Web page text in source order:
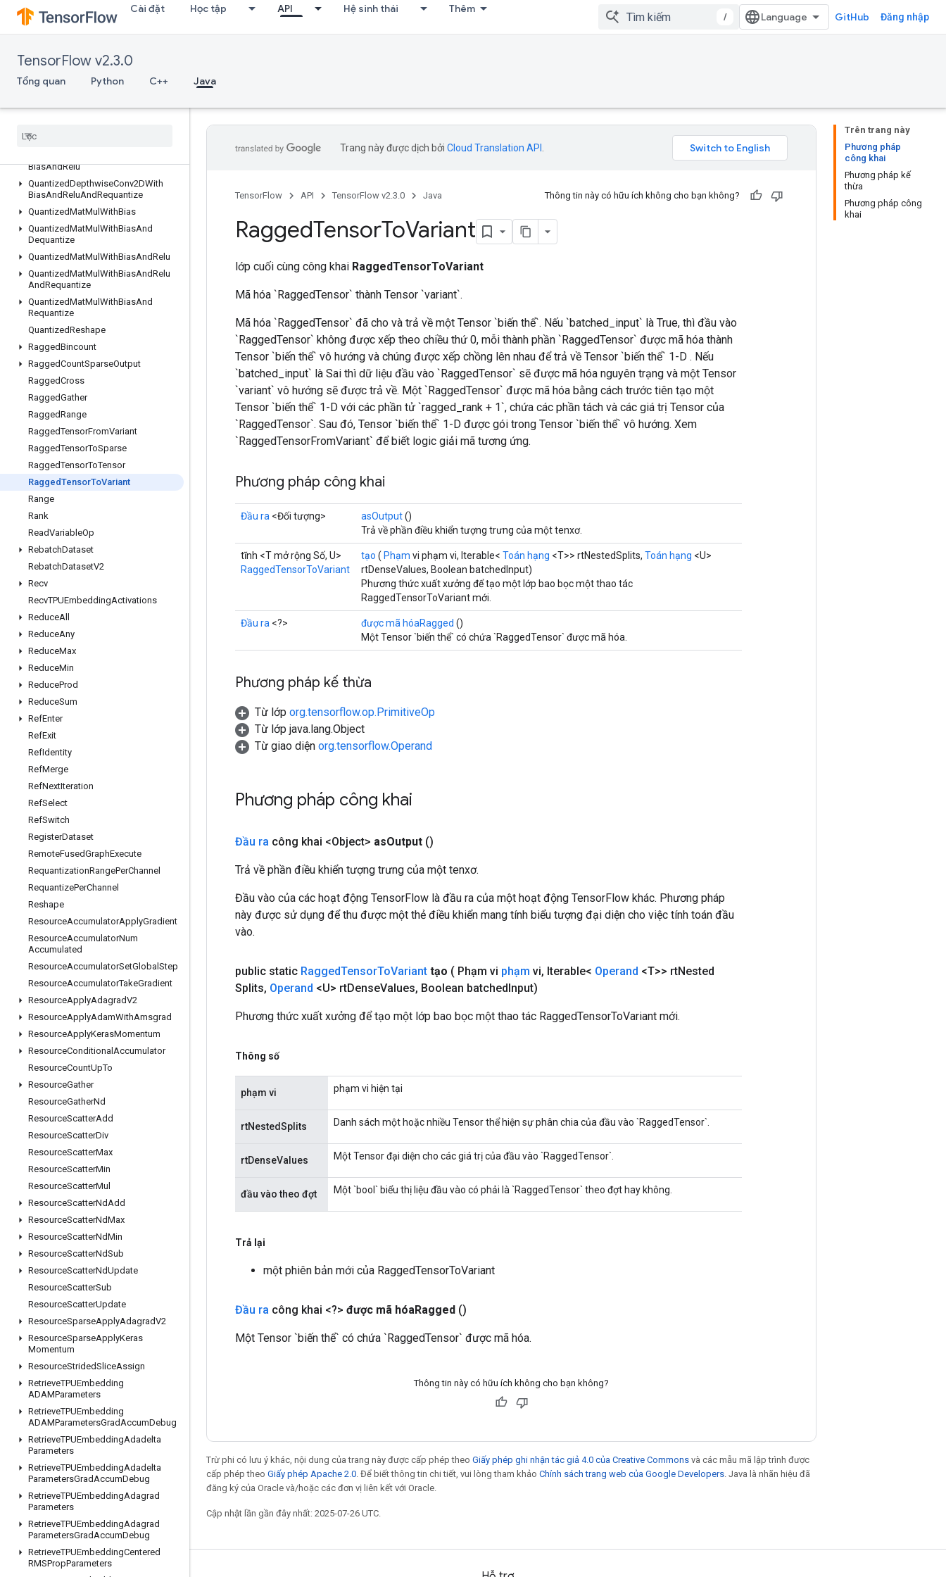
Cài đặt Học tập API Hệ sinh thái Thêm
/ GitHub Đăng nhập
TensorFlow v2.3.0
Tổng quan Python C++ Java
QuantizedConv2DWithBiasAndRelu
QuantizedConv2DWithBiasAndReluAndRequantize
QuantizedConv2DWithBiasSignedSumAndReluAndRequantize
QuantizedConv2DWithBiasSumAndRelu
QuantizedDepthwiseConv2D
Bias
BiasAndRelu
QuantizedDepthwiseConv2DWith
BiasAndReluAndRequantize
QuantizedMatMul WithBias
QuantizedMatMul WithBiasAnd
Dequantize
QuantizedMatMul WithBiasAndRelu
QuantizedMatMul WithBiasAndRelu
AndRequantize
QuantizedMatMul WithBiasAnd
Requantize
QuantizedReshape
RaggedBincount
RaggedCountSparseOutput
RaggedCross
RaggedGather
RaggedRange
RaggedTensorFromVariant
RaggedTensorToSparse
RaggedTensorToTensor
RaggedTensorToVariant
Range
Rank
ReadVariableOp
RebatchDataset
RebatchDatasetV2
Recv
RecvTPUEmbeddingActivations
ReduceAll
ReduceAny
ReduceMax
ReduceMin
ReduceProd
ReduceSum
RefEnter
RefExit
RefIdentity
RefMerge
RefNextIteration
RefSelect
RefSwitch
RegisterDataset
RemoteFusedGraphExecute
RequantizationRangePerChannel
RequantizePerChannel
Reshape
ResourceAccumulatorApplyGradient
ResourceAccumulatorNum
Accumulated
ResourceAccumulatorSetGlobal Step
ResourceAccumulatorTakeGradient
ResourceApplyAdagradV2
ResourceApplyAdamWithAmsgrad
ResourceApplyKerasMomentum
ResourceConditional Accumulator
ResourceCountUpTo
ResourceGather
ResourceGatherNd
ResourceScatterAdd
ResourceScatterDiv
ResourceScatterMax
ResourceScatterMin
ResourceScatterMul
ResourceScatterNdAdd
ResourceScatterNdMax
ResourceScatterNdMin
ResourceScatterNdSub
ResourceScatterNdUpdate
ResourceScatterSub
ResourceScatterUpdate
ResourceSparseApplyAdagradV2
ResourceSparseApplyKeras
Momentum
ResourceStridedSliceAssign
RetrieveTPUEmbedding
ADAMParameters
RetrieveTPUEmbedding
ADAMParametersGradAccumDebug
RetrieveTPUEmbeddingAdadelta
Parameters
RetrieveTPUEmbeddingAdadelta
ParametersGradAccumDebug
RetrieveTPUEmbeddingAdagrad
Parameters
RetrieveTPUEmbeddingAdagrad
ParametersGradAccumDebug
RetrieveTPUEmbeddingCentered
RMSPropParameters
Trên trang này
Phương pháp
công khai
Phương pháp kế
thừa
Phương pháp công
khai
Trang này được dịch bởi Cloud Translation API
TensorFlow API TensorFlow v2.3.0 Java Thông tin này có hữu ích không cho bạn không?
RaggedTensorToVariant
lớp cuối cùng công khai RaggedTensorToVariant
Mã hóa `RaggedTensor` thành Tensor `variant`.
Mã hóa `RaggedTensor` đã cho và trả về một Tensor `biến thể`. Nếu `batched_input` là True, thì đầu vào
`RaggedTensor` không được xếp theo chiều thứ 0, mỗi thành phần `RaggedTensor` được mã hóa thành
Tensor `biến thể` vô hướng và chúng được xếp chồng lên nhau để trả về Tensor `biến thể` 1-D . Nếu
`batched_input` là Sai thì dữ liệu đầu vào `RaggedTensor` sẽ được mã hóa nguyên trạng và một Tensor
`variant` vô hướng sẽ được trả về. Một `RaggedTensor` được mã hóa bằng cách trước tiên tạo một
Tensor `biến thể` 1-D với các phần tử `ragged_rank + 1`, chứa các phần tách và các giá trị Tensor của
`RaggedTensor`. Sau đó, Tensor `biến thể` 1-D được gói trong Tensor `biến thể` vô hướng. Xem
`RaggedTensorFromVariant` để biết logic giải mã tương ứng.
Phương pháp công khai
Đầu ra <Đối tượng> asOutput()
Trả về phần điều khiển tượng trưng của một tenxơ.
tĩnh <T mở rộng Số, U>
RaggedTensorToVariant
tạo ( Phạm vi phạm vi, Iterable< Toán hạng <T>> rtNestedSplits, Toán hạng <U>
rtDenseValues, Boolean batchedInput)
Phương thức xuất xưởng để tạo một lớp bao bọc một thao tác
RaggedTensorToVariant mới.
Đầu ra <?> được mã hóaRagged ()
Một Tensor `biến thể` có chứa `RaggedTensor` được mã hóa.
Phương pháp kế thừa
Từ lớp org.tensorflow.op.PrimitiveOp
Từ lớp java.lang.Object
Từ giao diện org.tensorflow.Operand
Phương pháp công khai
Đầu ra công khai <Object> asOutput ()
Trả về phần điều khiển tượng trưng của một tenxơ.
Đầu vào của các hoạt động TensorFlow là đầu ra của một hoạt động TensorFlow khác. Phương pháp
này được sử dụng để thu được một thẻ điều khiển mang tính biểu tượng đại diện cho việc tính toán đầu
vào.
public static RaggedTensorToVariant tạo ( Phạm vi phạm vi, Iterable< Operand <T>> rtNested
Splits, Operand <U> rtDenseValues, Boolean batchedInput)
Phương thức xuất xưởng để tạo một lớp bao bọc một thao tác RaggedTensorToVariant mới.
Thông số
phạm vi phạm vi hiện tại
rtNestedSplits Danh sách một hoặc nhiều Tensor thể hiện sự phân chia của đầu vào `RaggedTensor`.
rtDenseValues ​​​​ Một Tensor đại diện cho các giá trị của đầu vào `RaggedTensor`.
đầu vào theo đợt Một `bool` biểu thị liệu đầu vào có phải là `RaggedTensor` theo đợt hay không.
Trả lại
một phiên bản mới của RaggedTensorToVariant
Đầu ra công khai <?> được mã hóaRagged ()
Một Tensor `biến thể` có chứa `RaggedTensor` được mã hóa.
Thông tin này có hữu ích không cho bạn không?
Trừ phi có lưu ý khác, nội dung của trang này được cấp phép theo Giấy phép ghi nhận tác giả 4.0 của Creative Commons và các mẫu mã lập trình được
cấp phép theo Giấy phép Apache 2.0 . Để biết thông tin chi tiết, vui lòng tham khảo Chính sách trang web của Google Developers . Java là nhãn hiệu đã
đăng ký của Oracle và/hoặc các đơn vị liên kết với Oracle.
Cập nhật lần gần đây nhất: 2025-07-26 UTC.